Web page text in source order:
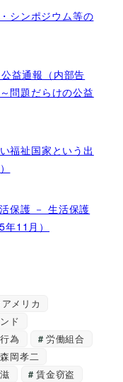
シンポジウム等の
益通報（内部告
問題だらけの公益
福祉国家という出
保護 － 生活保護
11月）
アメリカ
ド
為
労働組合
森岡孝二
賃金窃盗